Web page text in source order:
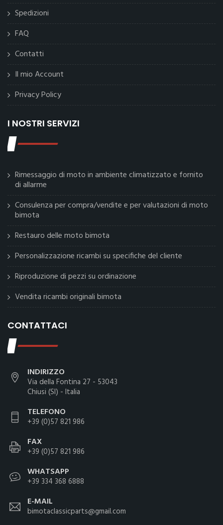
Spedizioni
FAQ
Contatti
Il mio Account
Privacy Policy
I NOSTRI SERVIZI
Rimessaggio di moto in ambiente climatizzato e fornito
di allarme
Consulenza per compra/vendite e per valutazioni di moto
bimota
Restauro delle moto bimota
Personalizzazione ricambi su specifiche del cliente
Riproduzione di pezzi su ordinazione
Vendita ricambi originali bimota
CONTATTACI
INDIRIZZO
Via della Fontina 27 - 53043
Chiusi (SI) - Italia
TELEFONO
+39 (0)57 821 986
FAX
+39 (0)57 821 986
WHATSAPP
+39 334 368 6888
E-MAIL
bimotaclassicparts@gmail.com